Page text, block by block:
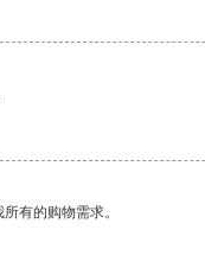
有的购物需求。